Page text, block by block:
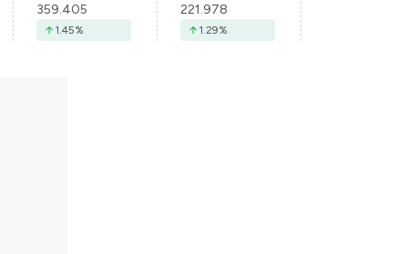
359.405
1.45%
221.978
1.29%